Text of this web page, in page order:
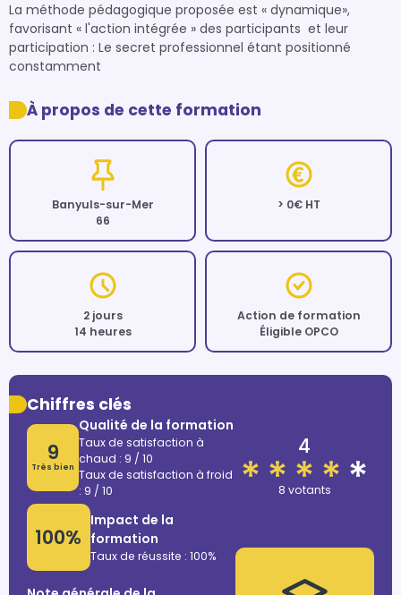
La méthode pédagogique proposée est « dynamique»,
favorisant « l'action intégrée » des participants  et leur
participation : Le secret professionnel étant positionné
constamment
À propos de cette formation
Banyuls-sur-Mer
66
> 0€ HT
2 jours
14 heures
Action de formation
Éligible OPCO
Chiffres clés
9
Très bien
Qualité de la formation
Taux de satisfaction à
chaud : 9 / 10
Taux de satisfaction à froid
: 9 / 10
100%
Impact de la
formation
Taux de réussite : 100%
4
8 votants